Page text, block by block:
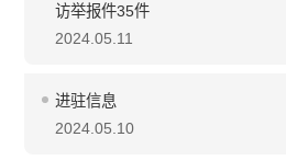
访举报件35件
2024.05.11
进驻信息
2024.05.10